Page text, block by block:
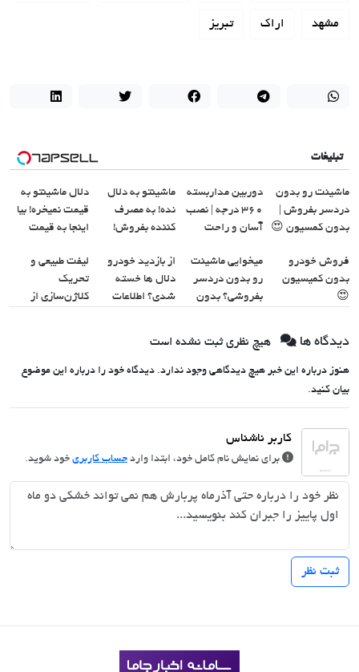
مشهد اراک تبریز
تبلیغات
ماشینت رو بدون
دردسر بفروش |
بدون کمسیون 😍
دوربین مداربسته
360 درجه | نصب
آسان و راحت
ماشینتو به دلال
نده! به مصرف
کننده بفروش!
تماس
دلال ماشینتو به
قیمت نمیخره! بیا
اینجا به قیمت
خریدار واقعی*
فروش خودرو
بدون کمیسیون
😍
میخوایی ماشینت
رو بدون دردسر
بفروشی؟ بدون
از بازدید خودرو
دلال ها خسته
شدی؟ اطلاعات
لیفت طبیعی و
تحریک
کلاژن‌سازی از
دیدگاه ها هیچ نظری ثبت نشده است
هنوز درباره این خبر هیچ دیدگاهی وجود ندارد. دیدگاه خود را درباره این موضوع
بیان کنید.
برای نمایش نام کامل خود، ابتدا وارد حساب کاربری خود شوید.